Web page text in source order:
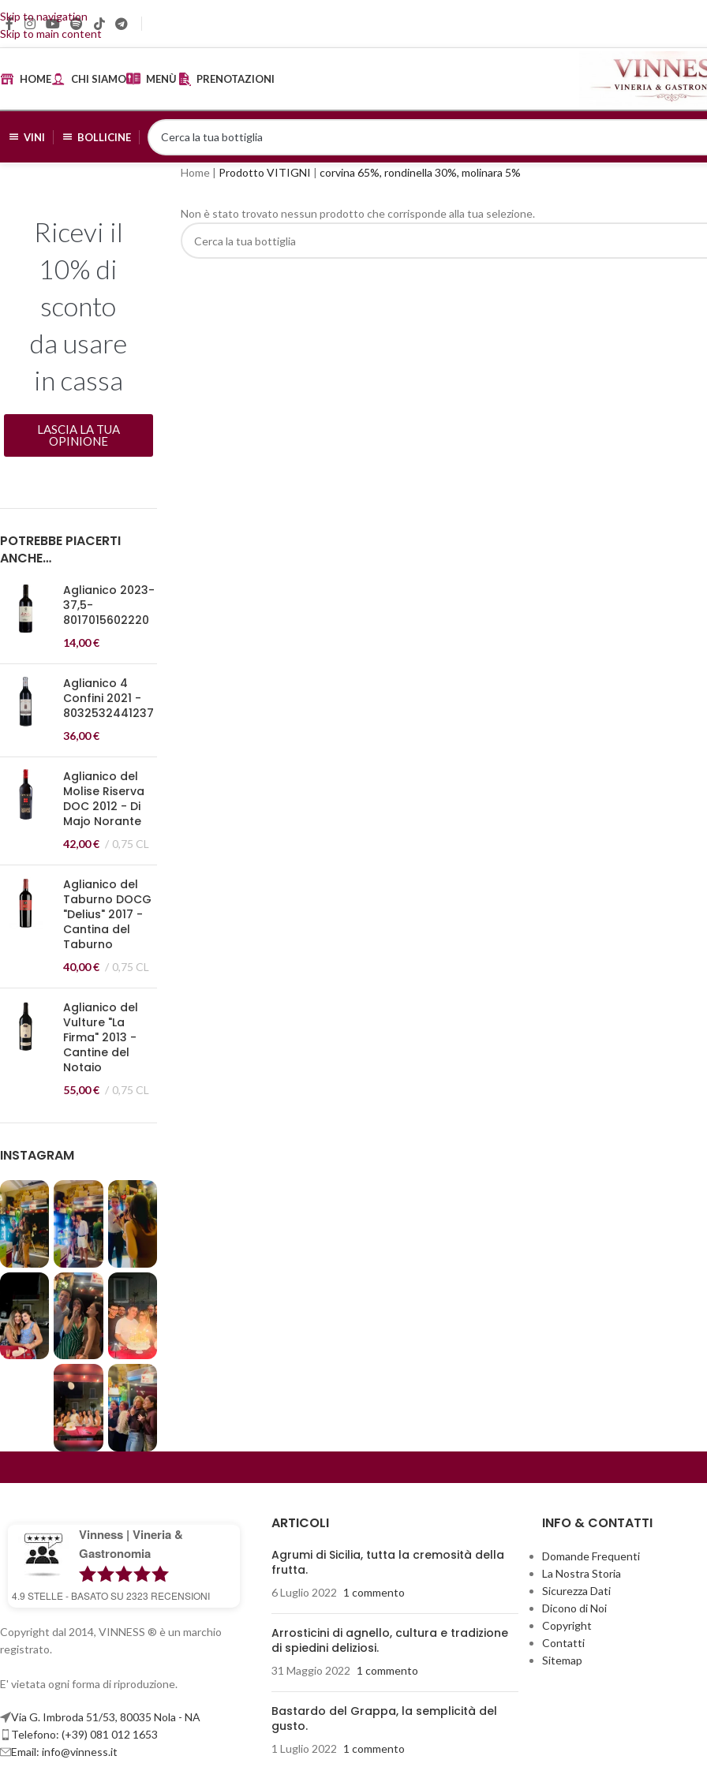
Skip to navigation
Skip to main content
HOME CHI SIAMO MENÙ PRENOTAZIONI
VINI BOLLICINE
Ricevi il
10% di
sconto
da usare
in cassa
LASCIA LA TUA
OPINIONE
POTREBBE PIACERTI
ANCHE…
Aglianico 2023-
37,5-
8017015602220
14,00€
Aglianico 4
Confini 2021 -
8032532441237
36,00€
Aglianico del
Molise Riserva
DOC 2012 - Di
Majo Norante
42,00€ 0,75 CL
Aglianico del
Taburno DOCG
"Delius" 2017 -
Cantina del
Taburno
40,00€ 0,75 CL
Aglianico del
Vulture "La
Firma" 2013 -
Cantine del
Notaio
55,00€ 0,75 CL
INSTAGRAM
Home | Prodotto VITIGNI | corvina 65%, rondinella 30%, molinara 5%
Non è stato trovato nessun prodotto che corrisponde alla tua selezione.
Vinness | Vineria &
Gastronomia
4.9 STELLE - BASATO SU 2323 RECENSIONI
Copyright dal 2014, VINNESS ® è un marchio
registrato.
E' vietata ogni forma di riproduzione.
Via G. Imbroda 51/53, 80035 Nola - NA
Telefono: (+39) 081 012 1653
Email: info@vinness.it
ARTICOLI
Agrumi di Sicilia, tutta la cremosità della
frutta.
6 Luglio 2022 1 commento
Arrosticini di agnello, cultura e tradizione
di spiedini deliziosi.
31 Maggio 2022 1 commento
Bastardo del Grappa, la semplicità del
gusto.
1 Luglio 2022 1 commento
INFO & CONTATTI
Domande Frequenti
La Nostra Storia
Sicurezza Dati
Dicono di Noi
Copyright
Contatti
Sitemap